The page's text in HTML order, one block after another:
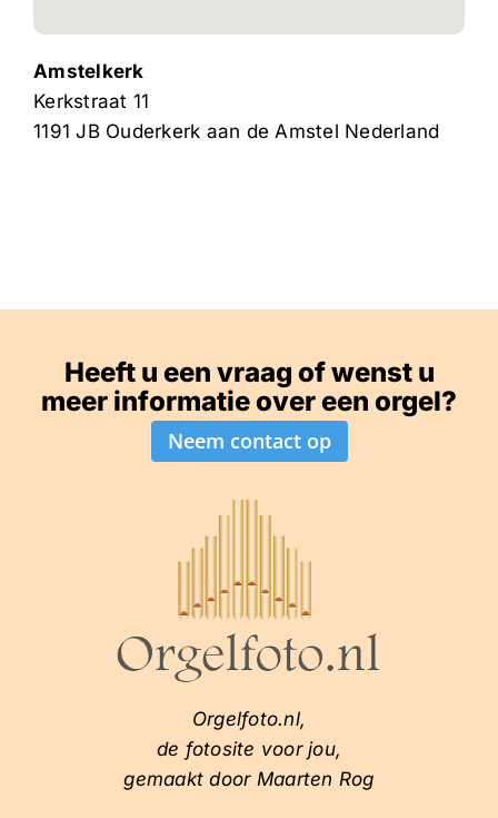
Amstelkerk
Kerkstraat 11
1191 JB Ouderkerk aan de Amstel Nederland
Heeft u een vraag of wenst u
meer informatie over een orgel?
Neem contact op
Orgelfoto.nl,
de fotosite voor jou,
gemaakt door Maarten Rog